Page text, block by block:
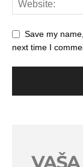
Save my
next time I